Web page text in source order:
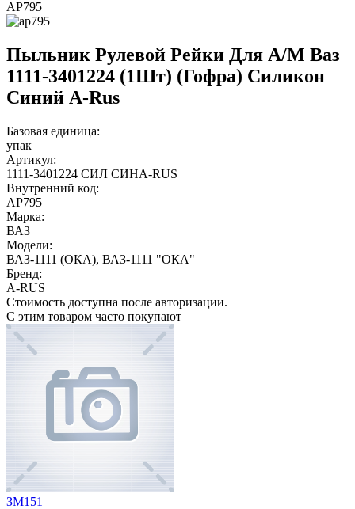
АР795
Пыльник Рулевой Рейки Для А/М Ваз
1111-3401224 (1Шт) (Гофра) Силикон
Синий A-Rus
Базовая единица:
упак
Артикул:
1111-3401224 СИЛ СИНA-RUS
Внутренний код:
АР795
Марка:
ВАЗ
Модели:
ВАЗ-1111 (ОКА), ВАЗ-1111 "ОКА"
Бренд:
A-RUS
Стоимость доступна после авторизации.
С этим товаром часто покупают
ЗМ151